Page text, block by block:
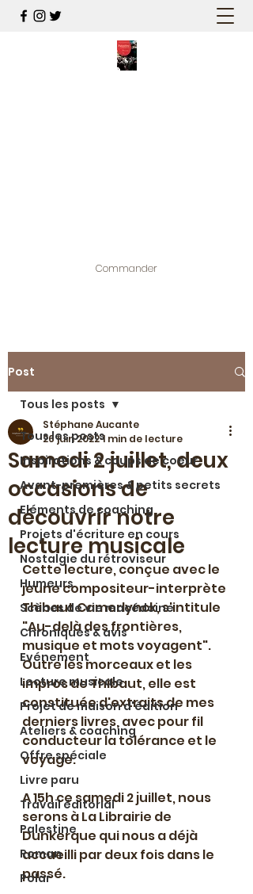
Commander
Post
Tous les posts
Inspirations & coups de coeur
Avant-premières & petits secrets
Eléments de coaching
Projets d'écriture en cours
Nostalgie du rétroviseur
Humeurs
Scènes de vie macédoine
Chroniques & avis
Evénement
Lecture musicale
Projet de maison d'édition
Ateliers & coaching
Offre spéciale
Livre paru
Travail éditorial
Palestine
Roman
Polar
Tous les posts
Samedi 2 juillet, deux
occasions de
découvrir notre
lecture musicale
Stéphane Aucante
26 juin 20221 min de lecture
Cette lecture, conçue avec le
jeune compositeur-interprète
Thibaut Camerlynck, s'intitule
"Au-delà des frontières,
musique et mots voyagent".
Outre les morceaux et les
impros de Thibaut, elle est
constituée d'extraits de mes
derniers livres, avec pour fil
conducteur la tolérance et le
voyage.
A 15h ce samedi 2 juillet, nous
serons à La Librairie de
Dunkerque qui nous a déjà
accueilli par deux fois dans le
passé.